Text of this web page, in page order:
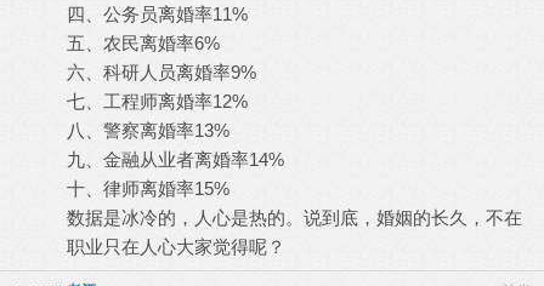
四、公务员离婚率11%
五、农民离婚率6%
六、科研人员离婚率9%
七、工程师离婚率12%
八、警察离婚率13%
九、金融从业者离婚率14%
十、律师离婚率15%
数据是冰冷的，人心是热的。说到底，婚姻的长久，不在
职业只在人心大家觉得呢？